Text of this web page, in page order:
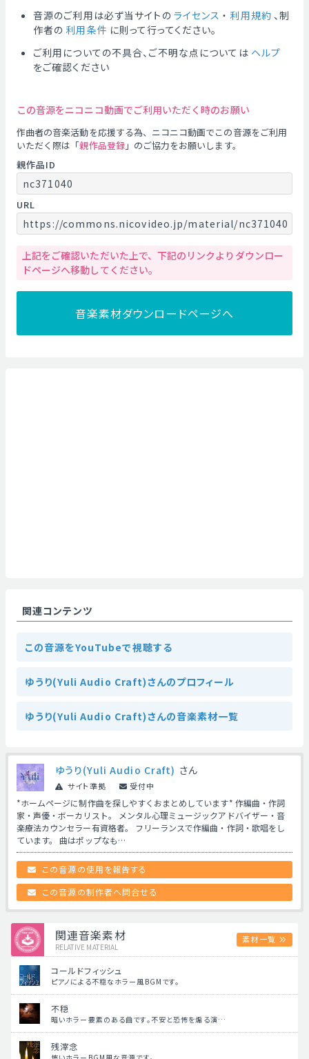
音源のご利用は必ず当サイトの ライセンス ・ 利用規約 、制
作者の 利用条件 に則って行ってください。
ご利用についての不具合、ご不明な点については ヘルプ
をご確認ください
この音源をニコニコ動画でご利用いただく時のお願い
作曲者の音楽活動を応援する為、ニコニコ動画でこの音源をご利用
いただく際は「親作品登録」のご協力をお願いします。
親作品ID
nc371040
URL
https://commons.nicovideo.jp/material/nc371040
上記をご確認いただいた上で、下記のリンクよりダウンロー
ドページへ移動してください。
音楽素材ダウンロードページへ
関連コンテンツ
この音源をYouTubeで視聴する
ゆうり(Yuli Audio Craft)さんのプロフィール
ゆうり(Yuli Audio Craft)さんの音楽素材一覧
ゆうり(Yuli Audio Craft) さん
サイト準拠 受付中
*ホームページに制作曲を探しやすくおまとめしています* 作編曲・作詞
家・声優・ボーカリスト。 メンタル心理ミュージックアドバイザー・音
楽療法カウンセラー有資格者。 フリーランスで作編曲・作詞・歌唱をし
ています。 曲はポップなも…
この音源の使用を報告する
この音源の制作者へ問合せる
関連音楽素材
RELATIVE MATERIAL
素材一覧
コールドフィッシュ
ピアノによる不穏なホラー風BGMです。
不穏
暗いホラー要素のある曲です。不安と恐怖を煽る演…
残滓念
怖いホラーBGM風な音源です。